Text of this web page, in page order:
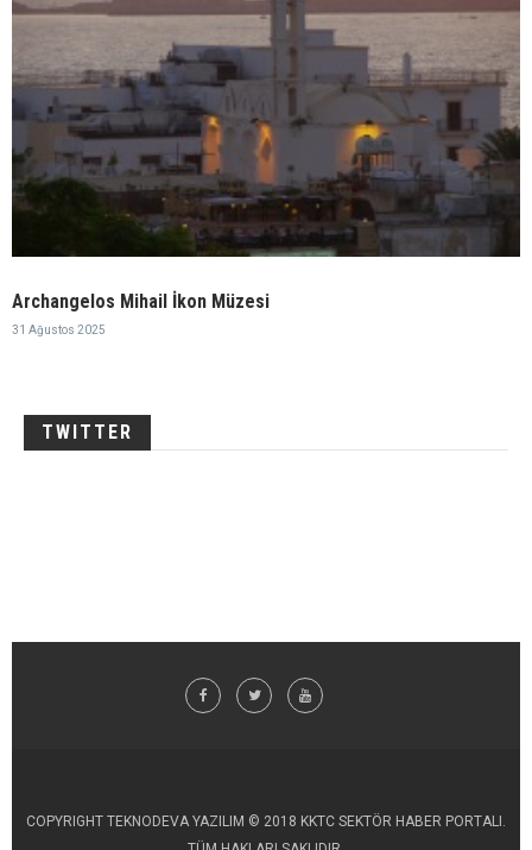
Archangelos Mihail İkon Müzesi
31 Ağustos 2025
TWITTER
COPYRIGHT TEKNODEVA YAZILIM © 2018 KKTC SEKTÖR HABER PORTALI.